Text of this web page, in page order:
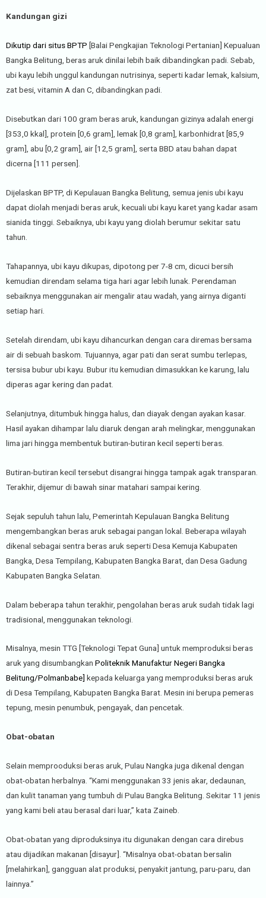
Kandungan gizi
Dikutip dari situs BPTP [Balai Pengkajian Teknologi Pertanian] Kepualuan
Bangka Belitung, beras aruk dinilai lebih baik dibandingkan padi. Sebab,
ubi kayu lebih unggul kandungan nutrisinya, seperti kadar lemak, kalsium,
zat besi, vitamin A dan C, dibandingkan padi.
Disebutkan dari 100 gram beras aruk, kandungan gizinya adalah energi
[353,0 kkal], protein [0,6 gram], lemak [0,8 gram], karbonhidrat [85,9
gram], abu [0,2 gram], air [12,5 gram], serta BBD atau bahan dapat
dicerna [111 persen].
Dijelaskan BPTP, di Kepulauan Bangka Belitung, semua jenis ubi kayu
dapat diolah menjadi beras aruk, kecuali ubi kayu karet yang kadar asam
sianida tinggi. Sebaiknya, ubi kayu yang diolah berumur sekitar satu
tahun.
Tahapannya, ubi kayu dikupas, dipotong per 7-8 cm, dicuci bersih
kemudian direndam selama tiga hari agar lebih lunak. Perendaman
sebaiknya menggunakan air mengalir atau wadah, yang airnya diganti
setiap hari.
Setelah direndam, ubi kayu dihancurkan dengan cara diremas bersama
air di sebuah baskom. Tujuannya, agar pati dan serat sumbu terlepas,
tersisa bubur ubi kayu. Bubur itu kemudian dimasukkan ke karung, lalu
diperas agar kering dan padat.
Selanjutnya, ditumbuk hingga halus, dan diayak dengan ayakan kasar.
Hasil ayakan dihampar lalu diaruk dengan arah melingkar, menggunakan
lima jari hingga membentuk butiran-butiran kecil seperti beras.
Butiran-butiran kecil tersebut disangrai hingga tampak agak transparan.
Terakhir, dijemur di bawah sinar matahari sampai kering.
Sejak sepuluh tahun lalu, Pemerintah Kepulauan Bangka Belitung
mengembangkan beras aruk sebagai pangan lokal. Beberapa wilayah
dikenal sebagai sentra beras aruk seperti Desa Kemuja Kabupaten
Bangka, Desa Tempilang, Kabupaten Bangka Barat, dan Desa Gadung
Kabupaten Bangka Selatan.
Dalam beberapa tahun terakhir, pengolahan beras aruk sudah tidak lagi
tradisional, menggunakan teknologi.
Misalnya, mesin TTG [Teknologi Tepat Guna] untuk memproduksi beras
aruk yang disumbangkan Politeknik Manufaktur Negeri Bangka
Belitung/Polmanbabe] kepada keluarga yang memproduksi beras aruk
di Desa Tempilang, Kabupaten Bangka Barat. Mesin ini berupa pemeras
tepung, mesin penumbuk, pengayak, dan pencetak.
Obat-obatan
Selain memprooduksi beras aruk, Pulau Nangka juga dikenal dengan
obat-obatan herbalnya. “Kami menggunakan 33 jenis akar, dedaunan,
dan kulit tanaman yang tumbuh di Pulau Bangka Belitung. Sekitar 11 jenis
yang kami beli atau berasal dari luar,” kata Zaineb.
Obat-obatan yang diproduksinya itu digunakan dengan cara direbus
atau dijadikan makanan [disayur]. “Misalnya obat-obatan bersalin
[melahirkan], gangguan alat produksi, penyakit jantung, paru-paru, dan
lainnya.”